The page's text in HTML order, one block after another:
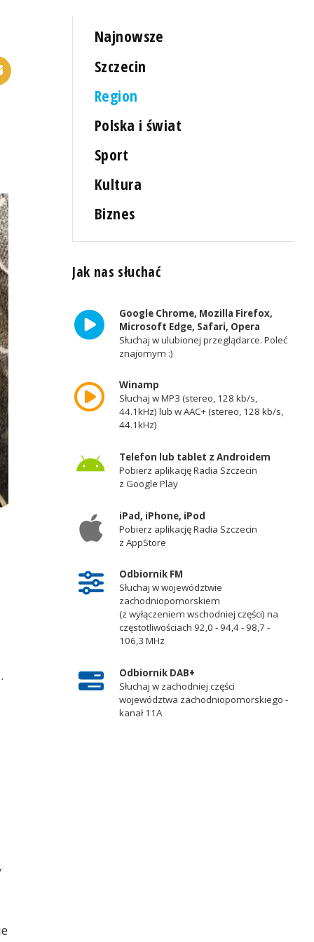
Najnowsze
Szczecin
Region
Polska i świat
Sport
Kultura
Biznes
Jak nas słuchać
Google Chrome, Mozilla Firefox,
Microsoft Edge, Safari, Opera
Słuchaj w ulubionej przeglądarce. Poleć
znajomym :)
Winamp
Słuchaj w MP3 (stereo, 128 kb/s,
44.1kHz) lub w AAC+ (stereo, 128 kb/s,
44.1kHz)
Telefon lub tablet z Androidem
Pobierz aplikację Radia Szczecin
z Google Play
iPad, iPhone, iPod
Pobierz aplikację Radia Szczecin
z AppStore
Odbiornik FM
Słuchaj w województwie
zachodniopomorskiem
(z wyłączeniem wschodniej części) na
częstotliwościach 92,0 - 94,4 - 98,7 -
106,3 MHz
Odbiornik DAB+
Słuchaj w zachodniej części
województwa zachodniopomorskiego -
kanał 11A